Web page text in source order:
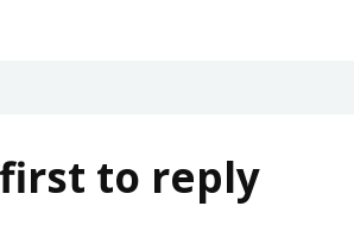
to reply